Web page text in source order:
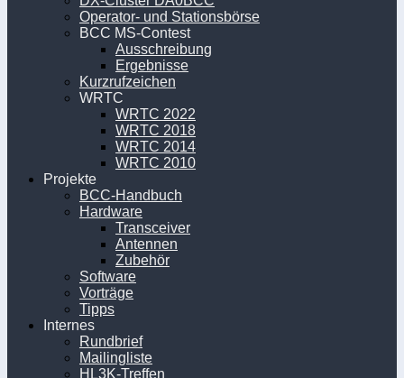
Operator- und Stationsbörse
BCC MS-Contest
Ausschreibung
Ergebnisse
Kurzrufzeichen
WRTC
WRTC 2022
WRTC 2018
WRTC 2014
WRTC 2010
Projekte
BCC-Handbuch
Hardware
Transceiver
Antennen
Zubehör
Software
Vorträge
Tipps
Internes
Rundbrief
Mailingliste
HL3K-Treffen